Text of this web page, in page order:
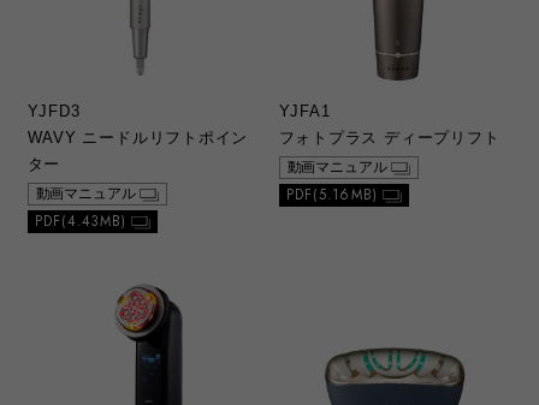
の取扱説明書をご提供できない場合がありま
すので、あらかじめご了承ください。
1）本ウェブサイトでダウンロードできる総合
カタログ、取扱説明書は、原則、初版当初の
ものを掲載しております。お客さまご相談窓
口の連絡先などが変更されている場合があり
ますので、あらかじめご了承ください。
2）本ウェブサイトに公開されている総合カタ
お持ちの製品がその後の仕様変更により、異
なる場合があります。
3）製品には、取扱説明書を補足する安全上の
注意喚起や操作ガイドなどの別紙類が同梱さ
れていることがありますが、本ウェブサイト
YJFD3
WAVY ニードルリフトポイン
ター
動画マニュアル
PDF(4.43MB)
YJFA1
フォトプラス ディープリフト
動画マニュアル
PDF(5.16MB)